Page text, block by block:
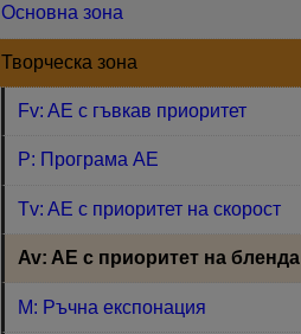
Основна зона
Творческа зона
Fv: AE с гъвкав приоритет
P: Програма AE
Tv: AE с приоритет на скорост
Av: AE с приоритет на бленда
M: Ръчна експонация